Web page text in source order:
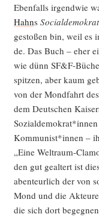
Eben­falls irgend­wie
Hahns
gesto­ßen bin, weil es
de. Das Buch – eher
wie dünn
spit­zen, aber kaum
von der Mond­fahrt
dem Deut­schen
Kommunist*innen –
„Eine Welt­raum-
den gut geal­tert ist
aben­teur­lich der von
Mond und die
die sich dort